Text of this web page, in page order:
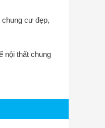
chung cư đẹp,
nội thất chung